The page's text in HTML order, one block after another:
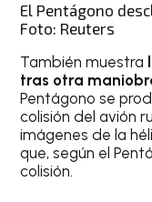
El Pentágono
Foto: Reuters
También muestra
tras otra
Pentágono se
colisión del avión
imágenes de la
que, según el
colisión.